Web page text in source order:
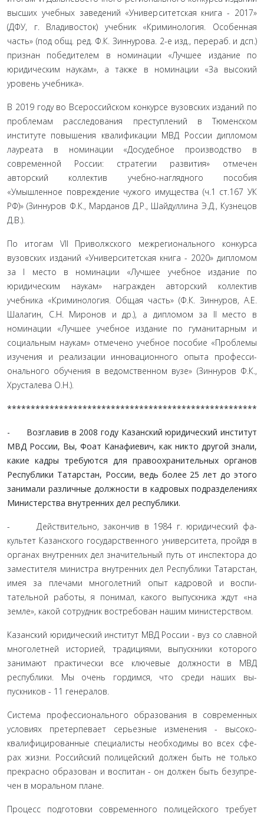
высших учебных заведений «Университетская книга - 2017»
(ДФУ, г. Владивосток) учебник «Криминология. Особенная
часть» (под общ. ред. Ф.К. Зиннурова. 2-е изд., перераб. и дсп.)
признан победи­телем в номинации «Лучшее издание по
юридическим наукам», а также в номинации «За высокий
уровень учебника».
В 2019 году во Всероссийском конкурсе вузовских изданий по
проблемам расследования преступлений в Тюменском
институте повышения квалификации МВД России дипломом
лауреата в номинации «Досудебное производство в
современной России: стратегии развития» отмечен
авторский коллектив учебно-наглядного пособия
«Умышленное повреждение чужого имущества (ч.1 ст.167 УК
РФ)» (Зиннуров Ф.К., Марданов Д.Р., Шайдуллина Э.Д., Кузнецов
Д.В.).
По итогам VII Приволжского межрегионального конкурса
вузовских изданий «Университетская книга - 2020» дипломом
за I место в номинации «Лучшее учебное издание по
юридическим наукам» награжден авторский коллектив
учебника «Криминология. Общая часть» (Ф.К. Зиннуров, А.Е.
Шалагин, С.Н. Миронов и др.), а дипломом за II место в
номинации «Лучшее учебное издание по гуманитарным и
социальным наукам» отмечено учебное пособие «Проблемы
изучения и реализации инновационного опыта професси­
онального обучения в ведомственном вузе» (Зиннуров Ф.К.,
Хрусталева О.Н.).
*****************************************************
- Возглавив в 2008 году Казанский юридический инсти­тут
МВД России, Вы, Фоат Канафиевич, как никто другой знали,
какие кадры требуются для правоохранительных органов
Республики Татарстан, России, ведь более 25 лет до этого
занимали различные должности в кадровых подразде­лениях
Министерства внутренних дел республики.
- Действительно, закончив в 1984 г. юридический фа­
культет Казанского государственного университета, пройдя в
органах внутренних дел значительный путь от инспектора до
заместителя министра внутренних дел Республики Татар­стан,
имея за плечами многолетний опыт кадровой и воспи­
тательной работы, я понимал, какого выпускника ждут «на
земле», какой сотрудник востребован нашим министерством.
Казанский юридический институт МВД России - вуз со славной
многолетней историей, традициями, выпускники которого
занимают практически все ключевые должности в МВД
республики. Мы очень гордимся, что среди наших вы­
пускников - 11 генералов.
Система профессионального образования в современ­ных
условиях претерпевает серьезные изменения - высоко­
квалифицированные специалисты необходимы во всех сфе­
рах жизни. Российский полицейский должен быть не только
прекрасно образован и воспитан - он должен быть безупре­
чен в моральном плане.
Процесс подготовки современного полицейского требу­ет